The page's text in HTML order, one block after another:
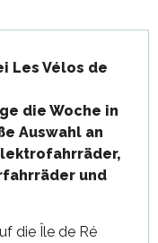
Les Vélos de
die Woche in
Auswahl an
und
die Île de Ré